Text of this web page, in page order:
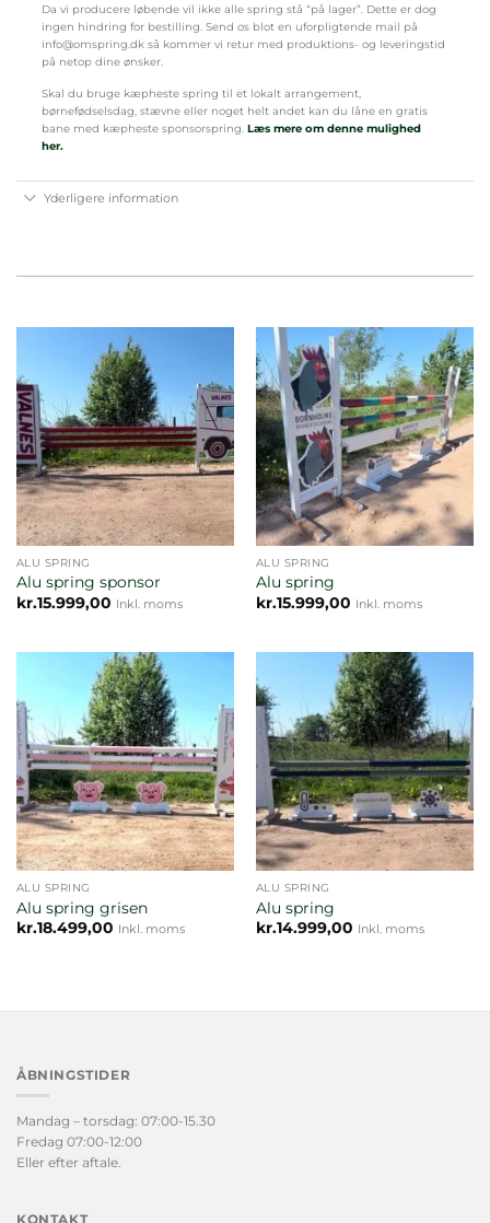
Da vi producere løbende vil ikke alle spring stå “på lager”. Dette er dog
ingen hindring for bestilling. Send os blot en uforpligtende mail på
info@omspring.dk så kommer vi retur med produktions- og leveringstid
på netop dine ønsker.
Skal du bruge kæpheste spring til et lokalt arrangement,
børnefødselsdag, stævne eller noget helt andet kan du låne en gratis
bane med kæpheste sponsorspring. Læs mere om denne mulighed
her.
Yderligere information
ALU SPRING
Alu spring sponsor
kr.15.999,00 Inkl. moms
ALU SPRING
Alu spring
kr.15.999,00 Inkl. moms
ALU SPRING
Alu spring grisen
kr.18.499,00 Inkl. moms
ALU SPRING
Alu spring
kr.14.999,00 Inkl. moms
ÅBNINGSTIDER
Mandag – torsdag: 07:00-15.30
Fredag 07:00-12:00
Eller efter aftale.
KONTAKT